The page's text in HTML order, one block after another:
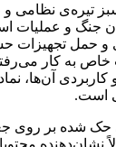
تیره‌ی نظامی و
جنگ و عملیات
و حمل تجهیزات
خاص به کار
آن‌ها،
است.
حک شده بر روی
نشان‌دهنده